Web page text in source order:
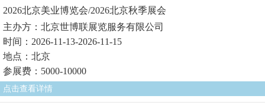
2026北京美业博览会/2026北京秋季展会
主办方：北京世博联展览服务有限公司
时间：2026-11-13-2026-11-15
地点：北京
参展费：5000-10000
点击查看详情